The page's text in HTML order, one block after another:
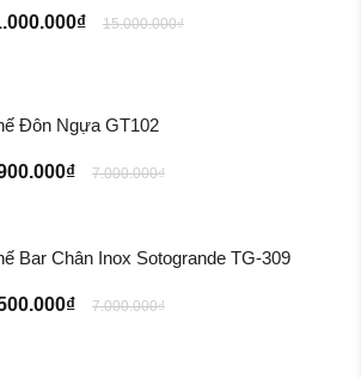
15.000.000₫
Đôn Ngựa GT102
7.000.000₫
Bar Chân Inox Sotogrande TG-309
7.000.000₫